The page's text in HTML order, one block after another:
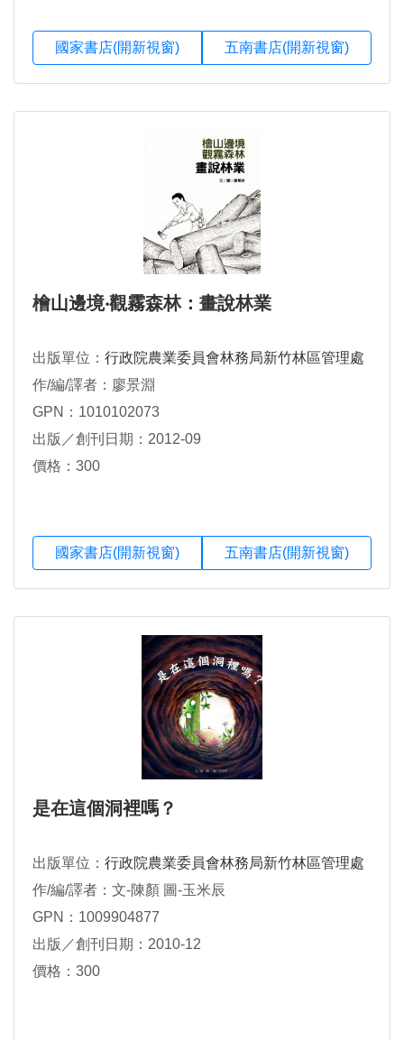
國家書店(開新視窗) 五南書店(開新視窗)
檜山邊境‧觀霧森林：畫說林業
出版單位： 行政院農業委員會林務局新竹林區管理處
作/編/譯者：廖景淵
GPN：1010102073
出版／創刊日期：2012-09
價格：300
國家書店(開新視窗) 五南書店(開新視窗)
是在這個洞裡嗎？
出版單位： 行政院農業委員會林務局新竹林區管理處
作/編/譯者：文-陳顏 圖-玉米辰
GPN：1009904877
出版／創刊日期：2010-12
價格：300